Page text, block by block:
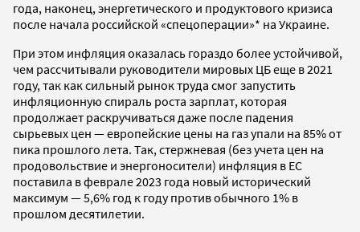
года, наконец, энергетического и продуктового кризиса
после начала российской «спецоперации»* на Украине.
При этом инфляция оказалась гораздо более устойчивой,
чем рассчитывали руководители мировых ЦБ еще в 2021
году, так как сильный рынок труда смог запустить
инфляционную спираль роста зарплат, которая
продолжает раскручиваться даже после падения
сырьевых цен — европейские цены на газ упали на 85% от
пика прошлого лета. Так, стержневая (без учета цен на
продовольствие и энергоносители) инфляция в ЕС
поставила в феврале 2023 года новый исторический
максимум — 5,6% год к году против обычного 1% в
прошлом десятилетии.